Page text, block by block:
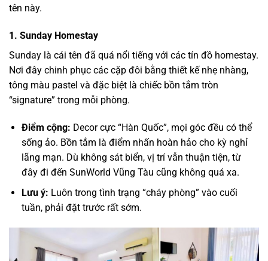
tên này.
1. Sunday Homestay
Sunday là cái tên đã quá nổi tiếng với các tín đồ homestay.
Nơi đây chinh phục các cặp đôi bằng thiết kế nhẹ nhàng,
tông màu pastel và đặc biệt là chiếc bồn tắm tròn
“signature” trong mỗi phòng.
Điểm cộng: Decor cực “Hàn Quốc”, mọi góc đều có thể
sống ảo. Bồn tắm là điểm nhấn hoàn hảo cho kỳ nghỉ
lãng mạn. Dù không sát biển, vị trí vẫn thuận tiện, từ
đây đi đến SunWorld Vũng Tàu cũng không quá xa.
Lưu ý: Luôn trong tình trạng “cháy phòng” vào cuối
tuần, phải đặt trước rất sớm.